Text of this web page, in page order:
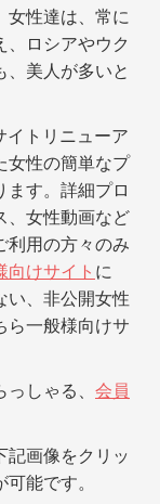
女性達は、常に
ロシアやウク
、美人が多いと
イトリニューア
女性の簡単なプ
ます。詳細プロ
、女性動画など
利用の方々のみ
向けサイト に
い、非公開女性
ら一般様向けサ
しゃる、 会員
記画像をクリッ
能です。